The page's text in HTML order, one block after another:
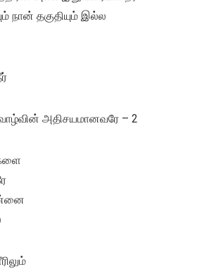
நான் தகுதியும் இல்ல
அதிசயமானவரே – 2